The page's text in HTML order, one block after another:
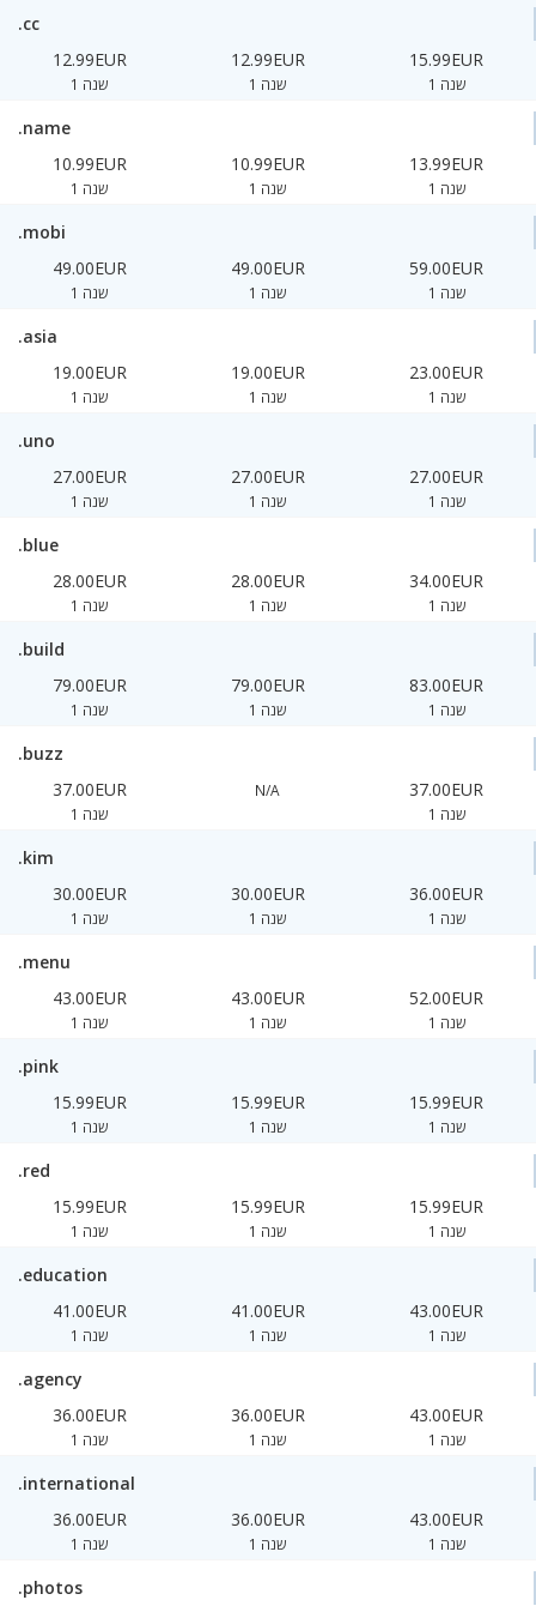
.cc
12.99EUR
1 שנה
12.99EUR
1 שנה
15.99EUR
1 שנה
.name
10.99EUR
1 שנה
10.99EUR
1 שנה
13.99EUR
1 שנה
.mobi
49.00EUR
1 שנה
49.00EUR
1 שנה
59.00EUR
1 שנה
.asia
19.00EUR
1 שנה
19.00EUR
1 שנה
23.00EUR
1 שנה
.uno
27.00EUR
1 שנה
27.00EUR
1 שנה
27.00EUR
1 שנה
.blue
28.00EUR
1 שנה
28.00EUR
1 שנה
34.00EUR
1 שנה
.build
79.00EUR
1 שנה
79.00EUR
1 שנה
83.00EUR
1 שנה
.buzz
37.00EUR
1 שנה
N/A 37.00EUR
1 שנה
.kim
30.00EUR
1 שנה
30.00EUR
1 שנה
36.00EUR
1 שנה
.menu
43.00EUR
1 שנה
43.00EUR
1 שנה
52.00EUR
1 שנה
.pink
15.99EUR
1 שנה
15.99EUR
1 שנה
15.99EUR
1 שנה
.red
15.99EUR
1 שנה
15.99EUR
1 שנה
15.99EUR
1 שנה
.education
41.00EUR
1 שנה
41.00EUR
1 שנה
43.00EUR
1 שנה
.agency
36.00EUR
1 שנה
36.00EUR
1 שנה
43.00EUR
1 שנה
.international
36.00EUR
1 שנה
36.00EUR
1 שנה
43.00EUR
1 שנה
.photos